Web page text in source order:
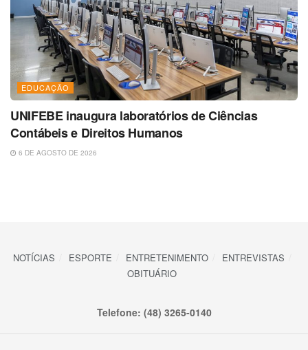
EDUCAÇÃO
UNIFEBE inaugura laboratórios de Ciências
Contábeis e Direitos Humanos
6 DE AGOSTO DE 2026
NOTÍCIAS ESPORTE ENTRETENIMENTO
ENTREVISTAS
OBITUÁRIO
Telefone: (48) 3265-0140